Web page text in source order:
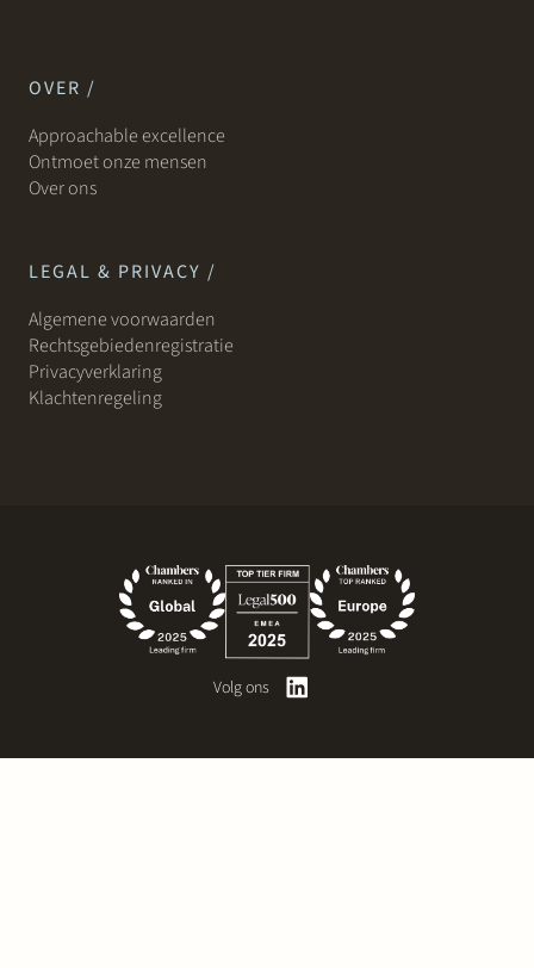
OVER /
Approachable excellence
Ontmoet onze mensen
Over ons
LEGAL & PRIVACY /
Algemene voorwaarden
Rechtsgebiedenregistratie
Privacyverklaring
Klachtenregeling
Volg ons